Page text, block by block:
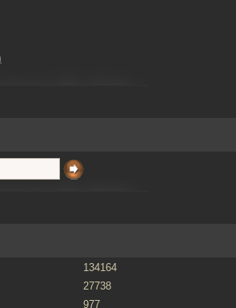
134164
27738
977